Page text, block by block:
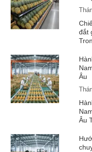
đắt
Âu
Âu